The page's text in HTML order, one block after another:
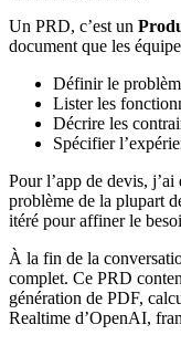
Un PRD, c’est un
document que les
Définir le
Lister les
Décrire les
Spécifier
Pour l’app de devis, j’ai
problème de la plupart
itéré pour affiner le
À la fin de la
complet. Ce PRD
génération de PDF,
Realtime d’OpenAI,